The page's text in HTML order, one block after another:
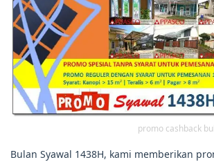
promo cashback
Bulan Syawal 1438H, kami memberikan